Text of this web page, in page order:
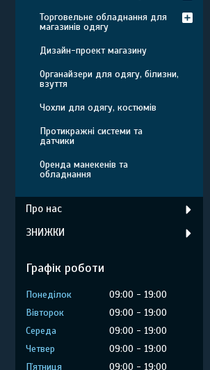
Торговельне обладнання для
магазинів одягу
Дизайн-проект магазину
Органайзери для одягу, білизни,
взуття
Чохли для одягу, костюмів
Протикражні системи та
датчики
Оренда манекенів та
обладнання
Про нас
ЗНИЖКИ
Графік роботи
Понеділок 09:00
19:00
Вівторок
09:00
19:00
Середа
09:00
19:00
Четвер
09:00
19:00
Пʼятниця
09:00
19:00